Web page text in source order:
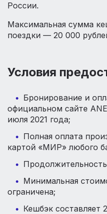
России.
Максимальная сумма
поездки — 20 000
Условия
Бронирование и
официальном сайте
июля 2021 года;
Полная оплата
картой «МИР» любого
Минимальная
ограничена;
Кешбэк составляет